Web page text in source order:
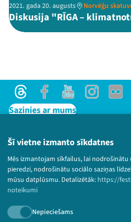
Šī vietne izmanto sīkdatnes
Mēs izmantojam sīkfailus, lai
pieredzi, nodrošinātu sociālo saziņas
mūsu datplūsmu. Detalizētāk: https://
noteikumi
Nepieciešams
2021. gada 20. augusts Norvēģu
Diskusija "RĪGA –
ThreadsFacebookYoutubeInstagram
Flick
Sazinies ar mums
Lietošanas noteikumi un
Bērnu aizsardzības politika
© 2026 Sarunu festivāls LAMPA
paturētas.